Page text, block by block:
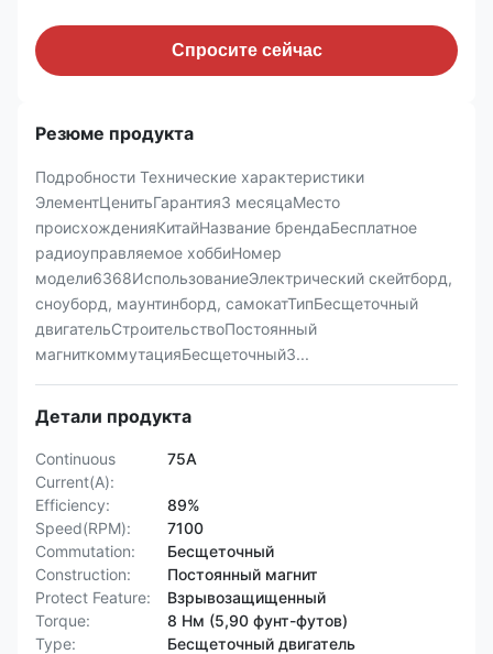
Спросите сейчас
Резюме продукта
Подробности Технические характеристики
ЭлементЦенитьГарантия3 месяцаМесто
происхожденияКитайНазвание брендаБесплатное
радиоуправляемое хоббиНомер
модели6368ИспользованиеЭлектрический скейтборд,
сноуборд, маунтинборд, самокатТипБесщеточный
двигательСтроительствоПостоянный
магниткоммутацияБесщеточныйЗ...
Детали продукта
Continuous
Current(A):
75А
Efficiency:
89%
Speed(RPM):
7100
Commutation:
Бесщеточный
Construction:
Постоянный магнит
Protect Feature:
Взрывозащищенный
Torque:
8 Нм (5,90 фунт-футов)
Type:
Бесщеточный двигатель